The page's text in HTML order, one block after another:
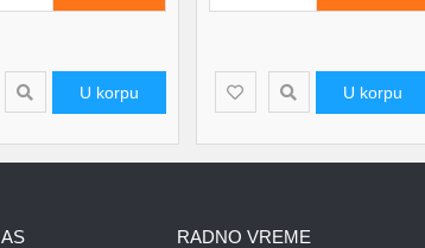
U korpu U korpu
RADNO VREME